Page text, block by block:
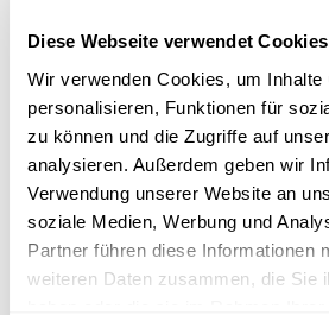
Diese Webseite verwendet Cookies
Wir verwenden Cookies, um Inhalte
personalisieren, Funktionen für
zu können und die Zugriffe auf
analysieren. Außerdem geben wir
Verwendung unserer Website an
soziale Medien, Werbung und
Partner führen diese Informationen
weiteren Daten zusammen, die Sie
Spindeltyp
Kolbenstangen-
Anbindung
Ausführung